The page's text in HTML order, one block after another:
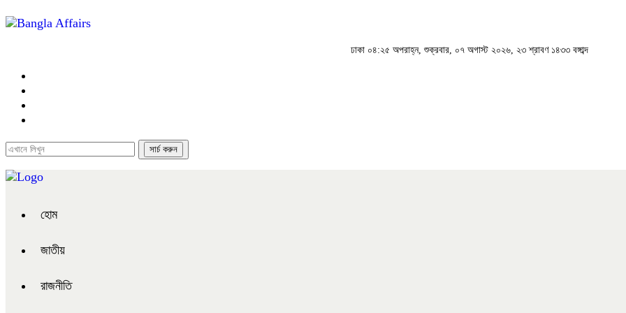
ঢাকা ০৪:২৫ অপরাহ্ন, শুক্রবার, ০৭ অগাস্ট ২০২৬, ২৩ শ্রাবণ ১৪৩৩ বঙ্গাব্দ
হোম
জাতীয়
রাজনীতি